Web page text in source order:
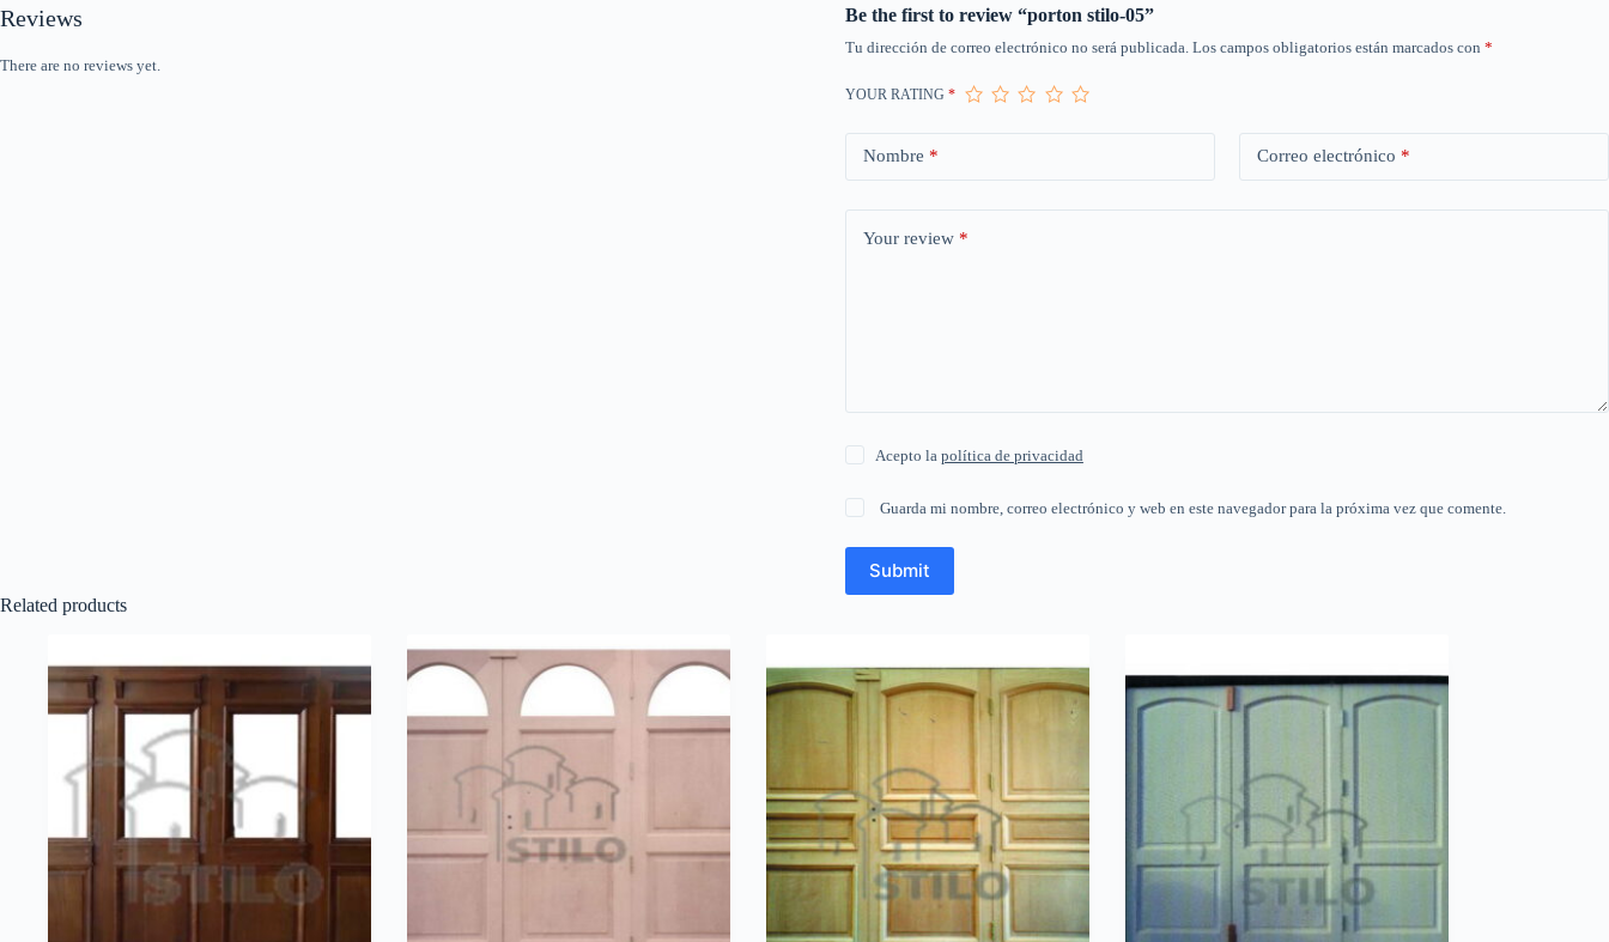
Reviews
There are no reviews yet.
Be the first to review “porton stilo-05”
Tu dirección de correo electrónico no será publicada. Los campos obligatorios están marcados con *
YOUR RATING *
Nombre * Correo electrónico *
Your review *
Acepto la política de privacidad
Guarda mi nombre, correo electrónico y web en este navegador para la próxima vez que comente.
Submit
Related products